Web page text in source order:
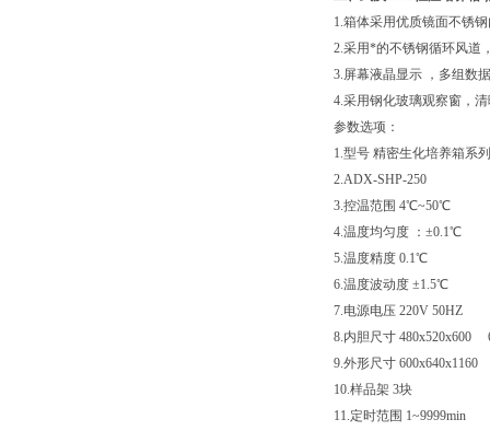
1.箱体采用优质镜面不锈
2.采用*的不锈钢循环风道
3.屏幕液晶显示 ，多组数
4.采用钢化玻璃观察窗，
参数选项：
1.型号 精密生化培养箱系
2.ADX-SHP-250
3.控温范围 4℃~50℃
4.温度均匀度 ：±0.1℃
5.温度精度 0.1℃
6.温度波动度 ±1.5℃
7.电源电压 220V 50HZ
8.内胆尺寸 480x520x600
9.外形尺寸
10.样品架 3块
11.定时范围 1~9999min